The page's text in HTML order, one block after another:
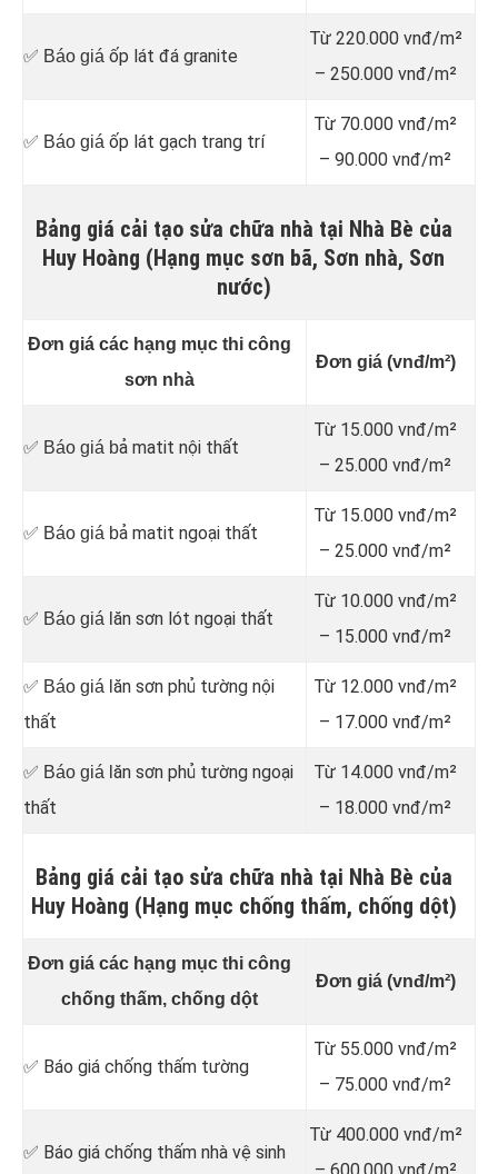
✅ Báo giá ốp lát đá granite
Từ 220.000 vnđ/m²
– 250.000 vnđ/m²
✅ Báo giá ốp lát gạch trang trí
Từ 70.000 vnđ/m²
– 90.000 vnđ/m²
Bảng giá cải tạo sửa chữa nhà tại Nhà Bè của
Huy Hoàng (Hạng mục sơn bã, Sơn nhà, Sơn
nước)
Đơn giá các hạng mục thi công
sơn nhà
Đơn giá (vnđ/m²)
✅ Báo giá bả matit nội thất
Từ 15.000 vnđ/m²
– 25.000 vnđ/m²
✅ Báo giá bả matit ngoại thất
Từ 15.000 vnđ/m²
– 25.000 vnđ/m²
✅ Báo giá l ăn sơn lót ngoại thất
Từ 10.000 vnđ/m²
– 15.000 vnđ/m²
✅ Báo giá l ăn sơn phủ tường nội
thất
Từ 12.000 vnđ/m²
– 17.000 vnđ/m²
✅ Báo giá l ăn sơn phủ tường ngoại
thất
Từ 14.000 vnđ/m²
– 18.000 vnđ/m²
Bảng giá cải tạo sửa chữa nhà tại Nhà Bè của
Huy Hoàng (Hạng mục chống thấm, chống dột)
Đơn giá các hạng mục thi công
chống thấm, chống dột
Đơn giá (vnđ/m²)
✅ Báo giá chống thấm tường
Từ 55.000 vnđ/m²
– 75.000 vnđ/m²
✅ Báo giá chống thấm nhà vệ sinh
Từ 400.000 vnđ/m²
– 600.000 vnđ/m²